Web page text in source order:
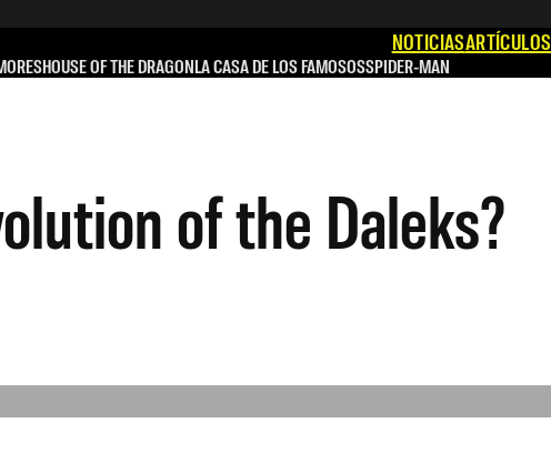
NOTICIASARTÍCULOS
HOUSE OF THE DRAGONLA CASA DE LOS FAMOSOSSPIDER-MAN
of the Daleks?